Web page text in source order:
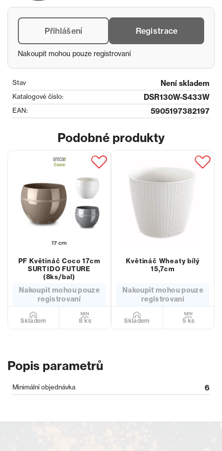
Přihlášení Registrace
Nakoupit mohou pouze registrovaní
Stav Není skladem
Katalogové číslo: DSR130W-S433W
EAN: 5905197382197
Podobné produkty
PF Květináč Coco 17cm
SURTIDO FUTURE
(8ks/bal)
Nakoupit mohou pouze
registrovaní
Skladem 8 ks
Květináč Wheaty bílý
15,7cm
Nakoupit mohou pouze
registrovaní
Skladem 5 ks
Popis parametrů
Minimální objednávka 6